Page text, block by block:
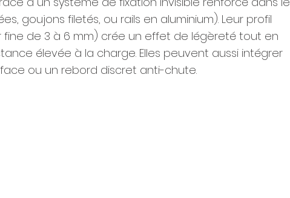
goujons filetés, ou rails en aluminium). Leur profil
fine de 3 à 6 mm) crée un effet de légèreté tout en
élevée à la charge. Elles peuvent aussi intégrer
face ou un rebord discret anti-chute.